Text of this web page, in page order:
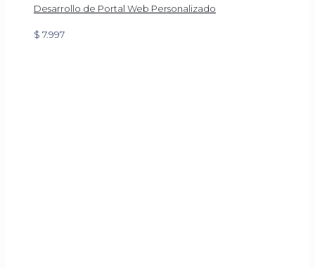
Desarrollo de Portal Web Personalizado
$ 7.997